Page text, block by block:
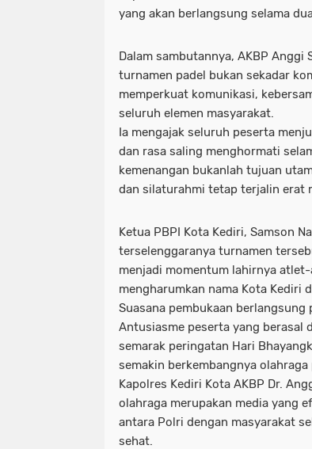
yang akan berlangsung selama
Dalam sambutannya, AKBP
turnamen padel bukan sekadar
memperkuat komunikasi,
seluruh elemen masyarakat.
Ia mengajak seluruh peserta
dan rasa saling menghormati
kemenangan bukanlah tujuan
dan silaturahmi tetap terjalin erat
Ketua PBPI Kota Kediri, Samson
terselenggaranya turnamen
menjadi momentum lahirnya
mengharumkan nama Kota Kediri
Suasana pembukaan berlangsung
Antusiasme peserta yang berasal
semarak peringatan Hari
semakin berkembangnya olahraga
Kapolres Kediri Kota AKBP Dr.
olahraga merupakan media yang
antara Polri dengan masyarakat
sehat.